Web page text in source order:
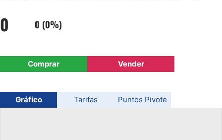
USD/CHF
COP/USD
0 0 (0%)
Comprar Vender
Gráfico Tarifas Puntos Pivote